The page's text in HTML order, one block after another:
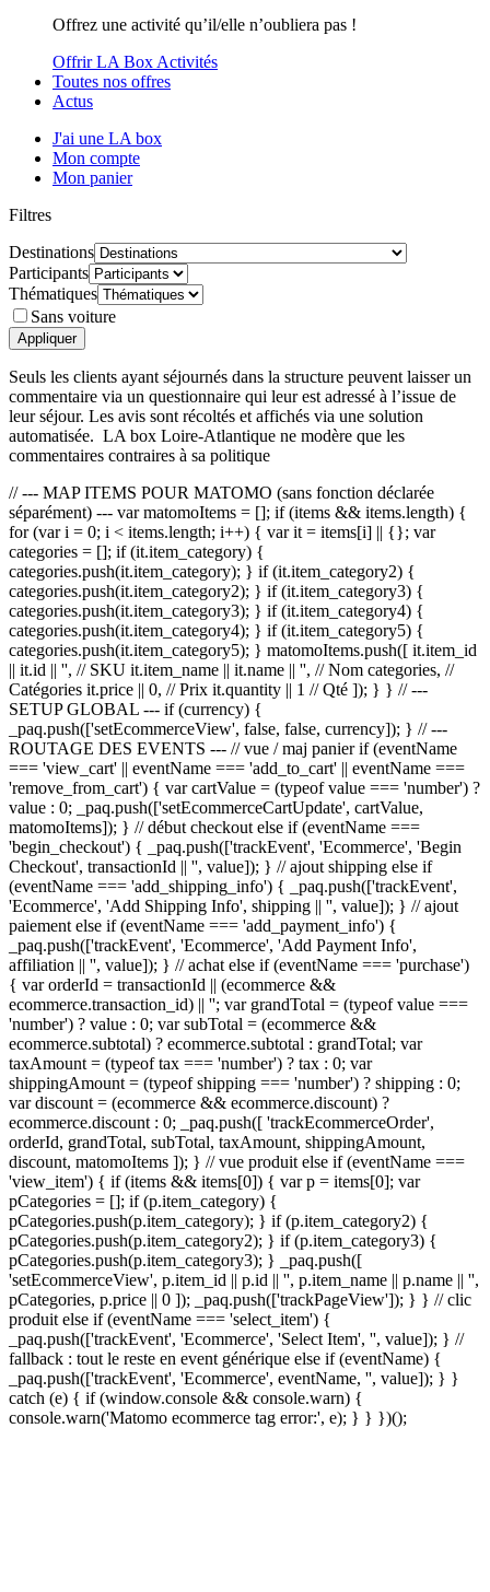
Offrez une activité qu’il/elle n’oubliera pas !
Offrir LA Box Activités
Toutes nos offres
Actus
J'ai une LA box
Mon compte
Mon panier
Filtres
Destinations
Participants
Thématiques
Sans voiture
Seuls les clients ayant séjournés dans la structure peuvent laisser un
commentaire via un questionnaire qui leur est adressé à l’issue de
leur séjour. Les avis sont récoltés et affichés via une solution
automatisée. LA box Loire-Atlantique ne modère que les
commentaires contraires à sa politique
// --- MAP ITEMS POUR MATOMO (sans fonction déclarée
séparément) --- var matomoItems = []; if (items && items.length) {
for (var i = 0; i < items.length; i++) { var it = items[i] || {}; var
categories = []; if (it.item_category) {
categories.push(it.item_category); } if (it.item_category2) {
categories.push(it.item_category2); } if (it.item_category3) {
categories.push(it.item_category3); } if (it.item_category4) {
categories.push(it.item_category4); } if (it.item_category5) {
categories.push(it.item_category5); } matomoItems.push([ it.item_id
|| it.id || '', // SKU it.item_name || it.name || '', // Nom categories, //
Catégories it.price || 0, // Prix it.quantity || 1 // Qté ]); } } // ---
SETUP GLOBAL --- if (currency) {
_paq.push(['setEcommerceView', false, false, currency]); } // ---
ROUTAGE DES EVENTS --- // vue / maj panier if (eventName
=== 'view_cart' || eventName === 'add_to_cart' || eventName ===
'remove_from_cart') { var cartValue = (typeof value === 'number') ?
value : 0; _paq.push(['setEcommerceCartUpdate', cartValue,
matomoItems]); } // début checkout else if (eventName ===
'begin_checkout') { _paq.push(['trackEvent', 'Ecommerce', 'Begin
Checkout', transactionId || '', value]); } // ajout shipping else if
(eventName === 'add_shipping_info') { _paq.push(['trackEvent',
'Ecommerce', 'Add Shipping Info', shipping || '', value]); } // ajout
paiement else if (eventName === 'add_payment_info') {
_paq.push(['trackEvent', 'Ecommerce', 'Add Payment Info',
affiliation || '', value]); } // achat else if (eventName === 'purchase')
{ var orderId = transactionId || (ecommerce &&
ecommerce.transaction_id) || ''; var grandTotal = (typeof value ===
'number') ? value : 0; var subTotal = (ecommerce &&
ecommerce.subtotal) ? ecommerce.subtotal : grandTotal; var
taxAmount = (typeof tax === 'number') ? tax : 0; var
shippingAmount = (typeof shipping === 'number') ? shipping : 0;
var discount = (ecommerce && ecommerce.discount) ?
ecommerce.discount : 0; _paq.push([ 'trackEcommerceOrder',
orderId, grandTotal, subTotal, taxAmount, shippingAmount,
discount, matomoItems ]); } // vue produit else if (eventName ===
'view_item') { if (items && items[0]) { var p = items[0]; var
pCategories = []; if (p.item_category) {
pCategories.push(p.item_category); } if (p.item_category2) {
pCategories.push(p.item_category2); } if (p.item_category3) {
pCategories.push(p.item_category3); } _paq.push([
'setEcommerceView', p.item_id || p.id || '', p.item_name || p.name || '',
pCategories, p.price || 0 ]); _paq.push(['trackPageView']); } } // clic
produit else if (eventName === 'select_item') {
_paq.push(['trackEvent', 'Ecommerce', 'Select Item', '', value]); } //
fallback : tout le reste en event générique else if (eventName) {
_paq.push(['trackEvent', 'Ecommerce', eventName, '', value]); } }
catch (e) { if (window.console && console.warn) {
console.warn('Matomo ecommerce tag error:', e); } } })();